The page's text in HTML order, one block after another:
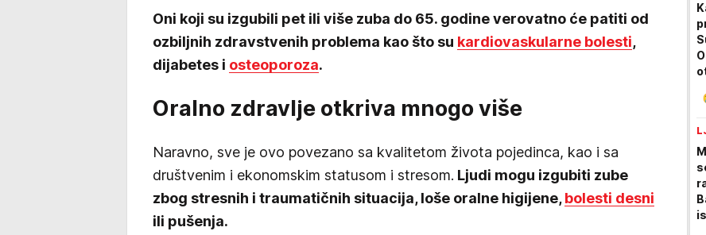
Oni koji su izgubili pet ili više zuba do 65. godine verovatno će patiti od
ozbiljnih zdravstvenih problema kao što su kardiovaskularne bolesti,
dijabetes i osteoporoza.
Oralno zdravlje otkriva mnogo više
Naravno, sve je ovo povezano sa kvalitetom života pojedinca, kao i sa
društvenim i ekonomskim statusom i stresom. Ljudi mogu izgubiti zube
zbog stresnih i traumatičnih situacija, loše oralne higijene,bolesti desni
ili pušenja.